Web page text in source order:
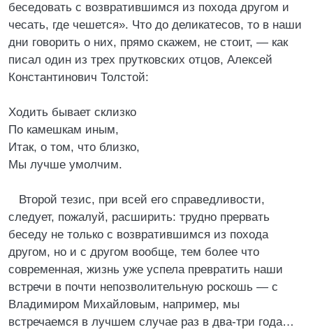
беседовать с возвратившимся из похода другом и
чесать, где чешется». Что до деликатесов, то в наши
дни говорить о них, прямо скажем, не стоит, — как
писал один из трех прутковских отцов, Алексей
Константинович Толстой:
Ходить бывает склизко
По камешкам иным,
Итак, о том, что близко,
Мы лучше умолчим.
Второй тезис, при всей его справедливости,
следует, пожалуй, расширить: трудно прервать
беседу не только с возвратившимся из похода
другом, но и с другом вообще, тем более что
современная, жизнь уже успела превратить наши
встречи в почти непозволительную роскошь — с
Владимиром Михайловым, например, мы
встречаемся в лучшем случае раз в два-три года…